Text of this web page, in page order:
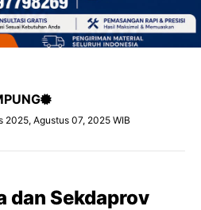
2025, Agustus 07, 2025 WIB
dan Sekdaprov